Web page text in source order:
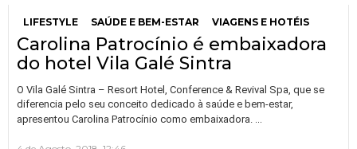
LIFESTYLE SAÚDE E BEM-ESTAR VIAGENS E HOTÉIS
Carolina Patrocínio é embaixadora
do hotel Vila Galé Sintra
O Vila Galé Sintra – Resort Hotel, Conference & Revival Spa, que se
diferencia pelo seu conceito dedicado à saúde e bem-estar,
apresentou Carolina Patrocínio como embaixadora.